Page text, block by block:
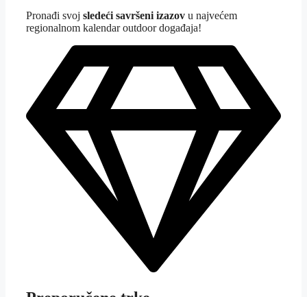
Pronađi svoj sledeći savršeni izazov u najvećem
regionalnom kalendar outdoor događaja!